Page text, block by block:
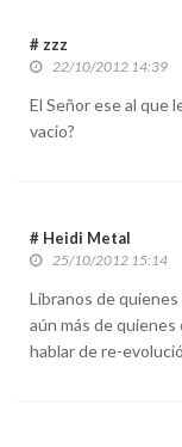
# zzz
22/10/2012 14:39
El Señor ese al que
vacio?
# Heidi Metal
25/10/2012 15:14
Libranos de
aún más de
hablar de re-